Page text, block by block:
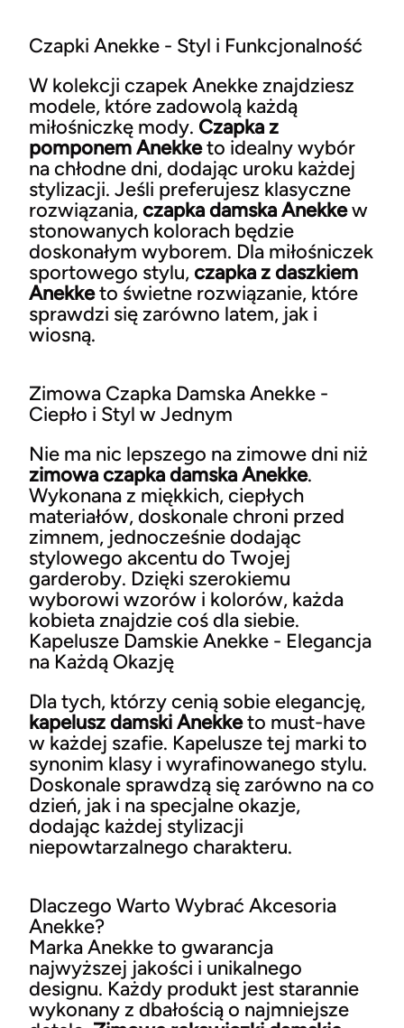
Czapki Anekke - Styl i Funkcjonalność
W kolekcji czapek Anekke znajdziesz
modele, które zadowolą każdą
miłośniczkę mody. Czapka z
pomponem Anekketo idealny wybór
na chłodne dni, dodając uroku każdej
stylizacji. Jeśli preferujesz klasyczne
rozwiązania, czapka damska Anekkew
stonowanych kolorach będzie
doskonałym wyborem. Dla miłośniczek
sportowego stylu, czapka z daszkiem
Anekketo świetne rozwiązanie, które
sprawdzi się zarówno latem, jak i
wiosną.
Zimowa Czapka Damska Anekke -
Ciepło i Styl w Jednym
Nie ma nic lepszego na zimowe dni niż
zimowa czapka damska Anekke.
Wykonana z miękkich, ciepłych
materiałów, doskonale chroni przed
zimnem, jednocześnie dodając
stylowego akcentu do Twojej
garderoby. Dzięki szerokiemu
wyborowi wzorów i kolorów, każda
kobieta znajdzie coś dla siebie.
Kapelusze Damskie Anekke - Elegancja
na Każdą Okazję
Dla tych, którzy cenią sobie elegancję,
kapelusz damski Anekketo must-have
w każdej szafie. Kapelusze tej marki to
synonim klasy i wyrafinowanego stylu.
Doskonale sprawdzą się zarówno na co
dzień, jak i na specjalne okazje,
dodając każdej stylizacji
niepowtarzalnego charakteru.
Dlaczego Warto Wybrać Akcesoria
Anekke?
Marka Anekke to gwarancja
najwyższej jakości i unikalnego
designu. Każdy produkt jest starannie
wykonany z dbałością o najmniejsze